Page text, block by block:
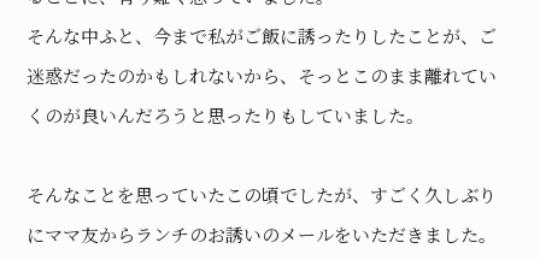
そんな中ふと、今まで私がご飯に誘ったりしたことが、ご
迷惑だったのかもしれないから、そっとこのまま離れてい
くのが良いんだろうと思ったりもしていました。
そんなことを思っていたこの頃でしたが、すごく久しぶり
にママ友からランチのお誘いのメールをいただきました。